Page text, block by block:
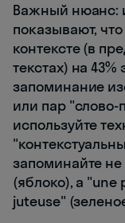
Важный нюанс:
показывают,
контексте (в
текстах) на
запоминание
или пар "слово-
используйте
запоминайте
(яблоко), а
juteuse"